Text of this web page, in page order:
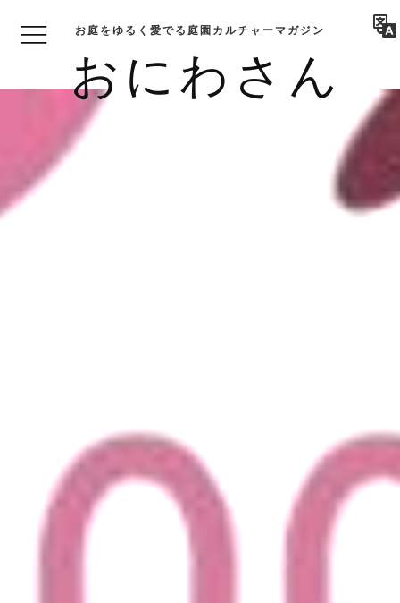
おにわさん
お庭をゆるく愛でる庭園カルチャーマガジン